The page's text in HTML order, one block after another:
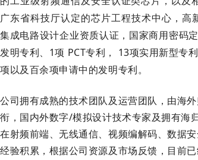
广东省科技厅认定的芯片工程技术中心，高
集成电路设计企业资质认证，国家商用密码
发明专利、1项 PCT专利， 13项实用新型专
项以及百余项申请中的发明专利。
公司拥有成熟的技术团队及运营团队，由海
衔，国内外数字/模拟设计技术专家及拥有海
在射频前端、无线通信、视频编解码、数据
经验积累，根据公司资源及市场反馈，目前